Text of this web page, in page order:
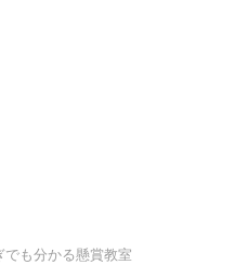
でも分かる懸賞教室